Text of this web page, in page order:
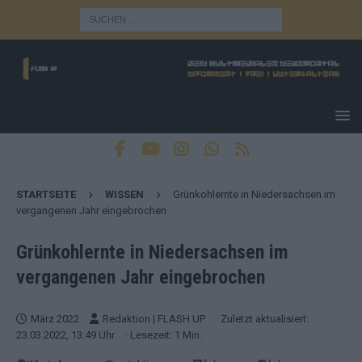
STARTSEITE WISSEN
Grünkohlernte in Niedersachsen im
vergangenen Jahr eingebrochen
Grünkohlernte in Niedersachsen im
vergangenen Jahr eingebrochen
März 2022 Redaktion | FLASH UP
· Zuletzt aktualisiert:
23.03.2022, 13:49 Uhr
· Lesezeit: 1 Min.